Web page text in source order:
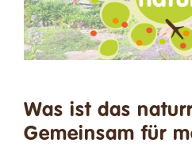
Was ist das
Gemeinsam für